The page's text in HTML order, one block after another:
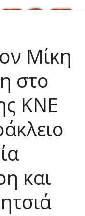
Μίκη
στο
ΚΝΕ
και